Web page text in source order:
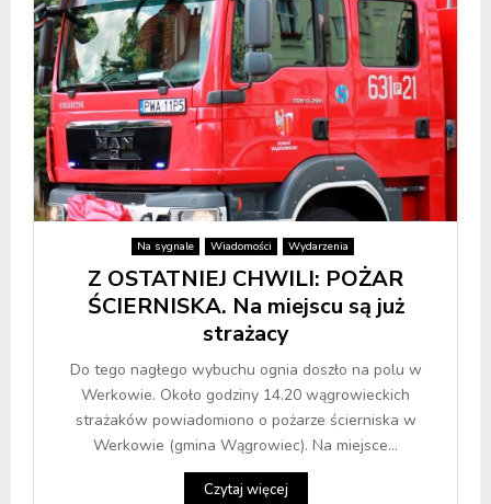
Na sygnale Wiadomości Wydarzenia
Z OSTATNIEJ CHWILI: POŻAR
ŚCIERNISKA. Na miejscu są już
strażacy
Do tego nagłego wybuchu ognia doszło na polu w
Werkowie. Około godziny 14.20 wągrowieckich
strażaków powiadomiono o pożarze ścierniska w
Werkowie (gmina Wągrowiec). Na miejsce...
Czytaj więcej